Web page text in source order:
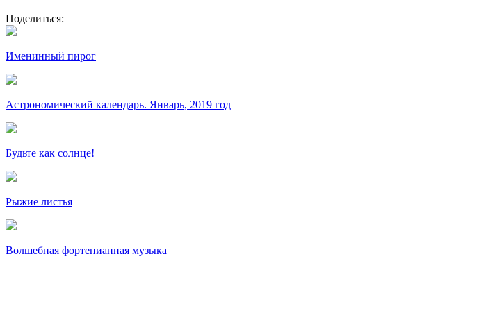
Поделиться:
Именинный пирог
Астрономический календарь. Январь, 2019 год
Будьте как солнце!
Рыжие листья
Волшебная фортепианная музыка